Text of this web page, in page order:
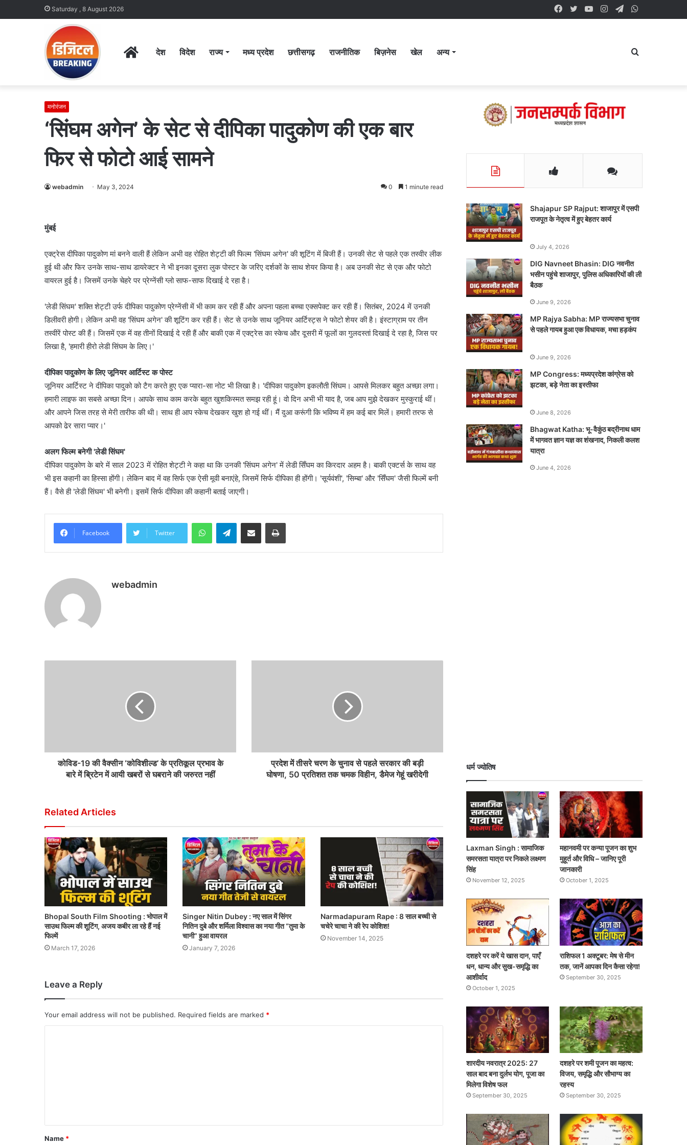
Saturday , 8 August 2026 Telegram
Instagram
YouTube
Twitter
Facebook
Homeदेश विदेश राज्य मध्य प्रदेश छत्तीसगढ़ राजनीतिक बिज़नेस खेल अन्य Search
मनोरंजन
‘सिंघम अगेन’ के सेट से दीपिका पादुकोण की एक बार
फिर से फोटो आई सामने
webadmin May 3, 2024 0 1 minute read
मुंबई
एक्ट्रेस दीपिका पादुकोण मां बनने वाली हैं लेकिन अभी वह रोहित शेट्टी की फिल्म 'सिंघम अगेन' की शूटिंग में बिजी हैं। उनकी सेट से पहले एक तस्वीर लीक
हुई थी और फिर उनके साथ-साथ डायरेक्टर ने भी इनका दूसरा लुक पोस्टर के जरिए दर्शकों के साथ शेयर किया है। अब उनकी सेट से एक और फोटो
वायरल हुई है। जिसमें उनके चेहरे पर प्रेग्नेंसी ग्लो साफ-साफ दिखाई दे रहा है।
'लेडी सिंघम' शक्ति शेट्टी उर्फ दीपिका पादुकोण प्रेग्नेंसी में भी काम कर रही हैं और अपना पहला बच्चा एक्सपेक्ट कर रही हैं। सितंबर, 2024 में उनकी
डिलीवरी होगी। लेकिन अभी वह 'सिंघम अगेन' की शूटिंग कर रही हैं। सेट से उनके साथ जूनियर आर्टिस्ट्स ने फोटो शेयर की है। इंस्टाग्राम पर तीन
तस्वीरें पोस्ट की हैं। जिसमें एक में वह तीनों दिखाई दे रही हैं और बाकी एक में एक्ट्रेस का स्केच और दूसरी में फूलों का गुलदस्तां दिखाई दे रहा है, जिस पर
लिखा है, 'हमारी हीरो लेडी सिंघम के लिए।'
दीपिका पादुकोण के लिए जूनियर आर्टिस्ट क पोस्ट
जूनियर आर्टिस्ट ने दीपिका पादुको को टैग करते हुए एक प्यारा-सा नोट भी लिखा है। 'दीपिका पादुकोण इकलौती सिंघम। आपसे मिलकर बहुत अच्छा लगा।
हमारी लाइफ का सबसे अच्छा दिन। आपके साथ काम करके बहुत खुशकिस्मत समझ रही हूं। वो दिन अभी भी याद है, जब आप मुझे देखकर मुस्कुराई थीं।
और आपने जिस तरह से मेरी तारीफ की थी। साथ ही आप स्केच देखकर खुश हो गई थीं। मैं दुआ करूंगी कि भविष्य में हम कई बार मिलें। हमारी तरफ से
आपको ढेर सारा प्यार।'
अलग फिल्म बनेगी 'लेडी सिंघम'
दीपिका पादुकोण के बारे में साल 2023 में रोहित शेट्टी ने कहा था कि उनकी 'सिंघम अगेन' में लेडी सिँघम का किरदार अहम है। बाकी एक्टर्स के साथ वह
भी इस कहानी का हिस्सा होंगी। लेकिन बाद में वह सिर्फ एक ऐसी मूवी बनाएंहे, जिसमें सिर्फ दीपिका ही होंगी। 'सूर्यवंशी', 'सिम्बा' और 'सिँघम' जैसी फिल्में बनी
हैं। वैसे ही 'लेडी सिंघम' भी बनेगी। इसमें सिर्फ दीपिका की कहानी बताई जाएगी।
Facebook Twitter
WhatsAppTelegramShare via Email Print
webadmin
कोविड-19 की वैक्सीन ‘कोविशील्ड’ के प्रतिकूल प्रभाव के
बारे में ब्रिटेन में आयी खबरों से घबराने की जरुरत नहीं
प्रदेश में तीसरे चरण के चुनाव से पहले सरकार की बड़ी
घोषणा, 50 प्रतिशत तक चमक विहीन, डैमेज गेहूं खरीदेगी
Related Articles
Bhopal South Film Shooting : भोपाल में
साउथ फिल्म की शूटिंग, अजय कबीर ला रहे हैं नई
फिल्में
March 17, 2026
Singer Nitin Dubey : नए साल में सिंगर
नितिन दुबे और शर्मिला विश्वास का नया गीत “तुमा के
चानी” हुआ वायरल
January 7, 2026
Narmadapuram Rape : 8 साल बच्ची से
चचेरे चाचा ने की रेप कोशिश!
November 14, 2025
Leave a Reply
Your email address will not be published. Required fields are marked *
Name *
Shajapur SP Rajput: शाजापुर में एसपी
राजपूत के नेतृत्व में हुए बेहतर कार्य
July 4, 2026
DIG Navneet Bhasin: DIG नवनीत
भसीन पहुंचे शाजापुर, पुलिस अधिकारियों की ली
बैठक
June 9, 2026
MP Rajya Sabha: MP राज्यसभा चुनाव
से पहले गायब हुआ एक विधायक, मचा हड़कंप
June 9, 2026
MP Congress: मध्यप्रदेश कांग्रेस को
झटका, बड़े नेता का इस्तीफा
June 8, 2026
Bhagwat Katha: भू-वैकुंठ बद्रीनाथ धाम
में भागवत ज्ञान यज्ञ का शंखनाद, निकली कलश
यात्रा
June 4, 2026
धर्म ज्योतिष
Laxman Singh : सामाजिक
समरसता यात्रा पर निकले लक्ष्मण
सिंह
November 12, 2025
महानवमी पर कन्या पूजन का शुभ
मुहूर्त और विधि – जानिए पूरी
जानकारी
October 1, 2025
दशहरे पर करें ये खास दान, पाएँ
धन, धान्य और सुख-समृद्धि का
आशीर्वाद
October 1, 2025
राशिफल 1 अक्टूबर: मेष से मीन
तक, जानें आपका दिन कैसा रहेगा!
September 30, 2025
शारदीय नवरात्र 2025: 27
साल बाद बना दुर्लभ योग, पूजा का
मिलेगा विशेष फल
September 30, 2025
दशहरे पर शमी पूजन का महत्व:
विजय, समृद्धि और सौभाग्य का
रहस्य
September 30, 2025